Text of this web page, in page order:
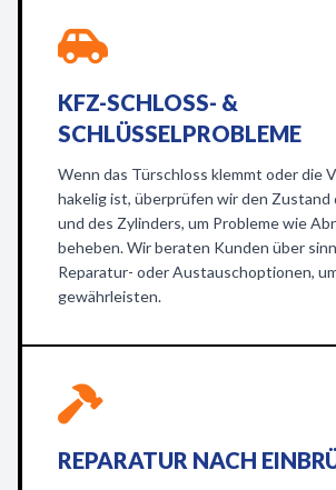
KFZ-SCHLOSS- &
SCHLÜSSELPROBLEME
Wenn das Türschloss klemmt oder die
hakelig ist, überprüfen wir den Zustand
und des Zylinders, um Probleme wie
beheben. Wir beraten Kunden über
Reparatur- oder Austauschoptionen,
gewährleisten.
REPARATUR NACH